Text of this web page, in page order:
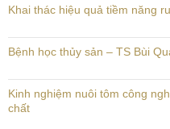
Khai thác hiệu quả tiềm năng
Bệnh học thủy sản – TS Bùi
Kinh nghiệm nuôi tôm công
chất